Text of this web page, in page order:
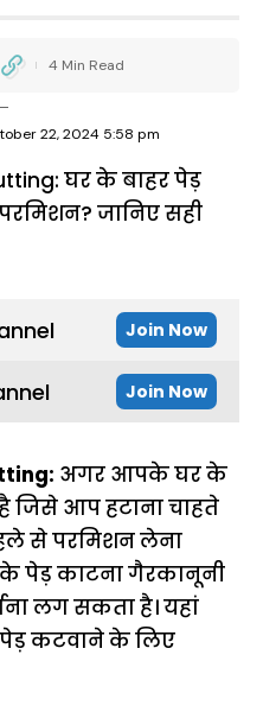
22, 2024 5:58 pm
4 Min Read
Join Now
Join Now
अगर आपके घर के
जिसे आप हटाना चाहते
से परमिशन लेना
पेड़ काटना गैरकानूनी
लग सकता है। यहां
कटवाने के लिए